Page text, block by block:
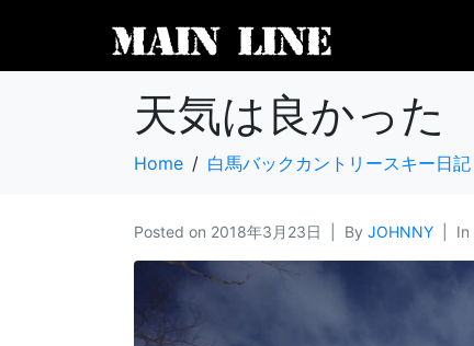
天気は良かった
Home 白馬バックカントリースキー日記
Posted on 2018年3月23日 By JOHNNY In